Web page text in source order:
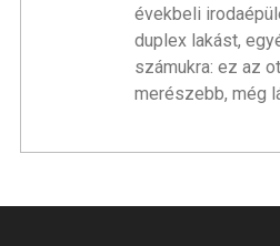
évekbeli
duplex lakást,
számukra: ez az
merészebb, még